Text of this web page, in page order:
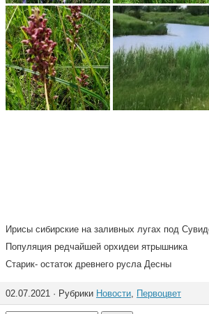
Ирисы сибирские на заливных лугах под
Популяция редчайшей орхидеи ятрышника
Старик- остаток древнего русла Десны
02.07.2021 · Рубрики Новости, Первоцвет